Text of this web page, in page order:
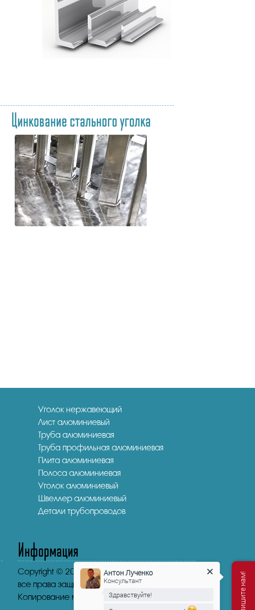
Цинкование стального уголка
Уголок нержавеющий
Лист алюминиевый
Труба алюминиевая
Труба профильная алюминиевая
Плита алюминиевая
Полоса алюминиевая
Уголок алюминиевый
Швеллер алюминиевый
Детали трубопроводов
Информация
Copyright © 2016-2026."НикаСтрой"
все права защищены.
Копирование материала запрещено.
Антон Лученко
Консультант
Здравствуйте!